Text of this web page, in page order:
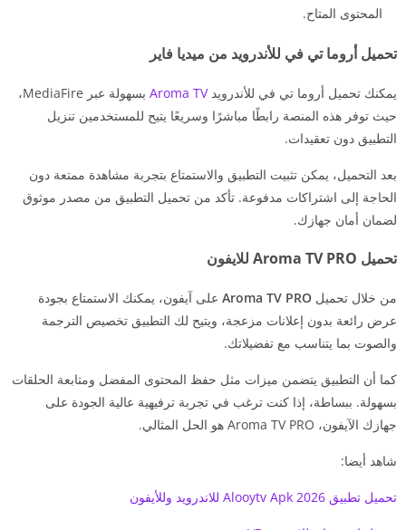
المحتوى المتاح.
تحميل أروما تي في للأندرويد من ميديا فاير
يمكنك تحميل أروما تي في للأندرويدAroma TV
بسهولة عبر MediaFire،
حيث توفر هذه المنصة رابطًا مباشرًا وسريعًا يتيح للمستخدمين تنزيل
التطبيق دون تعقيدات.
بعد التحميل، يمكن تثبيت التطبيق والاستمتاع بتجربة مشاهدة ممتعة دون
الحاجة إلى اشتراكات مدفوعة. تأكد من تحميل التطبيق من مصدر موثوق
لضمان أمان جهازك.
تحميل Aroma TV PRO للايفون
من خلال تحميل Aroma TV PRO على آيفون، يمكنك الاستمتاع بجودة
عرض رائعة بدون إعلانات مزعجة، ويتيح لك التطبيق تخصيص الترجمة
والصوت بما يتناسب مع تفضيلاتك.
كما أن التطبيق يتضمن ميزات مثل حفظ المحتوى المفضل ومتابعة الحلقات
بسهولة. ببساطة، إذا كنت ترغب في تجربة ترفيهية عالية الجودة على
جهازك الآيفون، Aroma TV PRO هو الحل المثالي.
شاهد أيضا:
تحميل تطبيق Alooytv Apk 2026 للاندرويد وللأيفون